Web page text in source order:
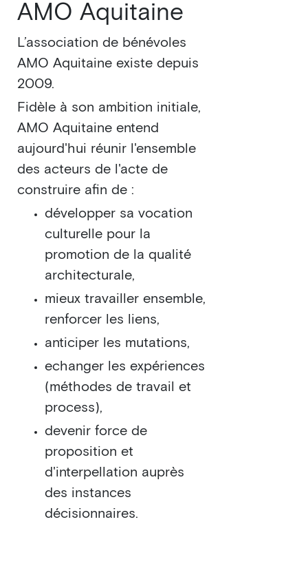
AMO Aquitaine
L’association de bénévoles
AMO Aquitaine existe depuis
2009.
Fidèle à son ambition initiale,
AMO Aquitaine entend
aujourd'hui réunir l'ensemble
des acteurs de l'acte de
construire afin de :
développer sa vocation
culturelle pour la
promotion de la qualité
architecturale,
mieux travailler ensemble,
renforcer les liens,
anticiper les mutations,
echanger les expériences
(méthodes de travail et
process),
devenir force de
proposition et
d'interpellation auprès
des instances
décisionnaires.